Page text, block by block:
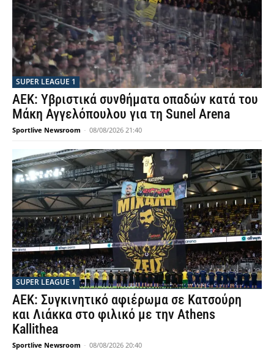
SUPER LEAGUE 1
ΑΕΚ: Υβριστικά συνθήματα οπαδών κατά του
Μάκη Αγγελόπουλου για τη Sunel Arena
Sportlive Newsroom - 08/08/2026 21:40
SUPER LEAGUE 1
ΑΕΚ: Συγκινητικό αφιέρωμα σε Κατσούρη
και Λιάκκα στο φιλικό με την Athens
Kallithea
Sportlive Newsroom - 08/08/2026 20:40